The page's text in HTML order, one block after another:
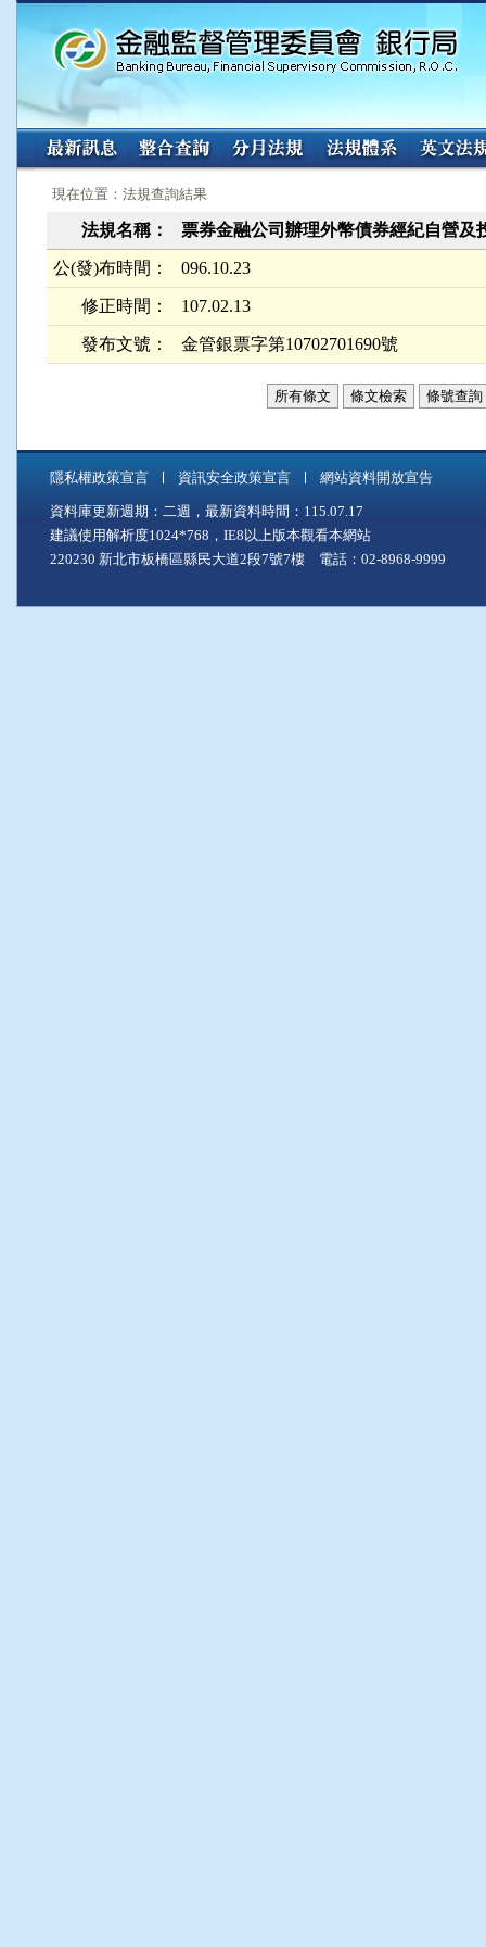
:::
現在位置：法規查詢結果
法規名稱： 票券金融公司辦理外幣債券經紀自營及
公(發)布時間： 096.10.23
修正時間： 107.02.13
發布文號： 金管銀票字第10702701690號
所有條文 條文檢索 條號查詢
隱私權政策宣言 資訊安全政策宣言 網站資料開放宣告
資料庫更新週期：二週，最新資料時間：115.07.17
建議使用解析度1024*768，IE8以上版本觀看本網站
220230 新北市板橋區縣民大道2段7號7樓 電話：02-8968-9999